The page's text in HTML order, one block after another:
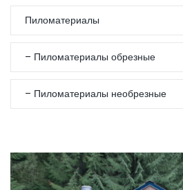
Пиломатериалы
– Пиломатериалы обрезные
– Пиломатериалы необрезные